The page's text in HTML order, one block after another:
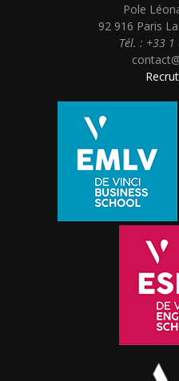
Pole
92 916 Paris
Tél. : +33